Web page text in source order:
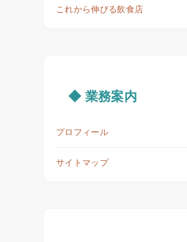
これから伸びる飲食店
◆ 業務案内
プロフィール
サイトマップ